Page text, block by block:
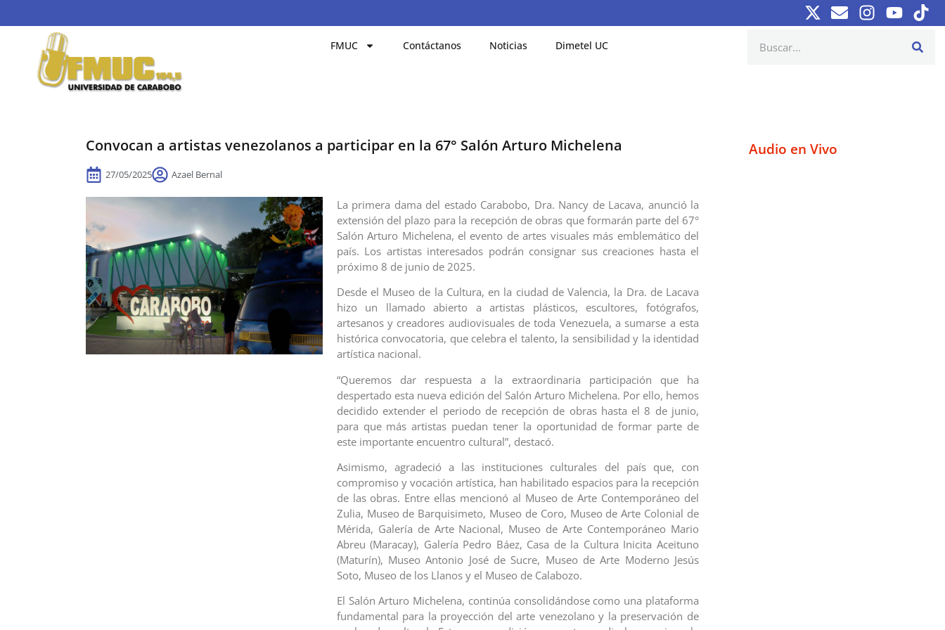
FMUC Contáctanos Noticias Dimetel UC
Convocan a artistas venezolanos a participar en la 67° Salón Arturo Michelena
27/05/2025 Azael Bernal
La primera dama del estado Carabobo, Dra. Nancy de Lacava, anunció la
extensión del plazo para la recepción de obras que formarán parte del 67°
Salón Arturo Michelena, el evento de artes visuales más emblemático del
país. Los artistas interesados podrán consignar sus creaciones hasta el
próximo 8 de junio de 2025.
Desde el Museo de la Cultura, en la ciudad de Valencia, la Dra. de Lacava
hizo un llamado abierto a artistas plásticos, escultores, fotógrafos,
artesanos y creadores audiovisuales de toda Venezuela, a sumarse a esta
histórica convocatoria, que celebra el talento, la sensibilidad y la identidad
artística nacional.
“Queremos dar respuesta a la extraordinaria participación que ha
despertado esta nueva edición del Salón Arturo Michelena. Por ello, hemos
decidido extender el periodo de recepción de obras hasta el 8 de junio,
para que más artistas puedan tener la oportunidad de formar parte de
este importante encuentro cultural”, destacó.
Asimismo, agradeció a las instituciones culturales del país que, con
compromiso y vocación artística, han habilitado espacios para la recepción
de las obras. Entre ellas mencionó al Museo de Arte Contemporáneo del
Zulia, Museo de Barquisimeto, Museo de Coro, Museo de Arte Colonial de
Mérida, Galería de Arte Nacional, Museo de Arte Contemporáneo Mario
Abreu (Maracay), Galería Pedro Báez, Casa de la Cultura Inicita Aceituno
(Maturín), Museo Antonio José de Sucre, Museo de Arte Moderno Jesús
Soto, Museo de los Llanos y el Museo de Calabozo.
El Salón Arturo Michelena, continúa consolidándose como una plataforma
fundamental para la proyección del arte venezolano y la preservación de
Audio en Vivo